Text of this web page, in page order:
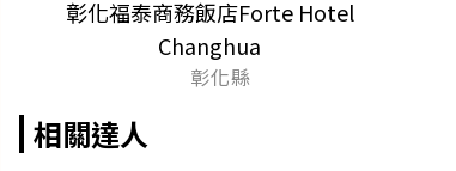
彰化福泰商務飯店Forte Hotel
Changhua
彰化縣
相關達人